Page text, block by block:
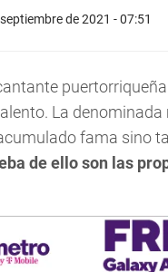
de 2021 - 07:51
puertorriqueña
La
fama sino
de ello son las